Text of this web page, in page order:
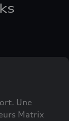
Une
Matrix